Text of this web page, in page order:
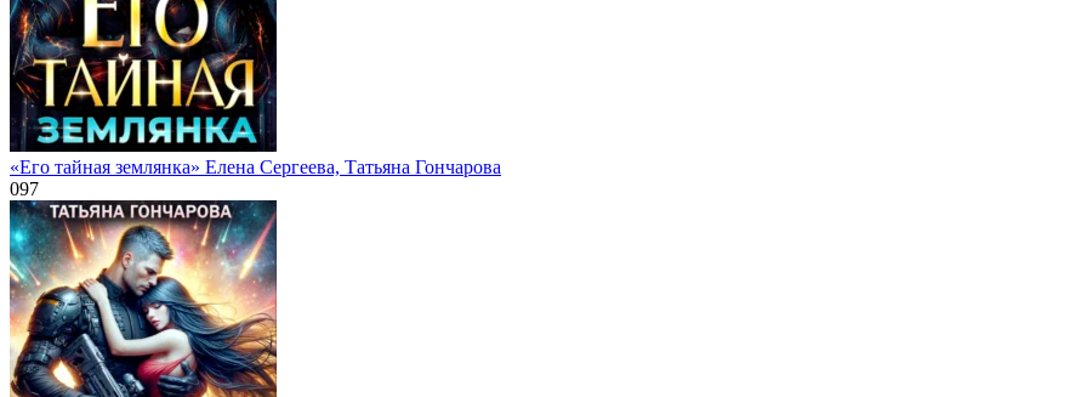
«Его тайная землянка» Елена Сергеева, Татьяна Гончарова
097